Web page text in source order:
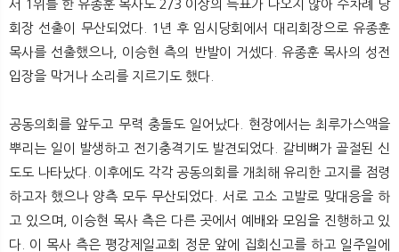
서 1위를 한 유종훈 목사도 2/3 이상의 득표가 나오지 않아 수차례 당
회장 선출이 무산되었다. 1년 후 임시당회에서 대리회장으로 유종훈
목사를 선출했으나, 이승현 측의 반발이 거셌다. 유종훈 목사의 성전
입장을 막거나 소리를 지르기도 했다.
공동의회를 앞두고 무력 충돌도 일어났다. 현장에서는 최루가스액을
뿌리는 일이 발생하고 전기충격기도 발견되었다. 갈비뼈가 골절된 신
도도 나타났다. 이후에도 각각 공동의회를 개최해 유리한 고지를 점령
하고자 했으나 양측 모두 무산되었다. 서로 고소 고발로 맞대응을 하
고 있으며, 이승현 목사 측은 다른 곳에서 예배와 모임을 진행하고 있
다. 이 목사 측은 평강제일교회 정문 앞에 집회신고를 하고 일주일에